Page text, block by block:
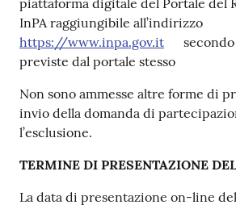
piattaforma digitale del Portale del
InPA raggiungibile all’indirizzo
https://www.inpa.gov.it
previste dal portale stesso
Non sono ammesse altre forme di
invio della domanda di
l’esclusione.
TERMINE DI PRESENTAZIONE
La data di presentazione on-line